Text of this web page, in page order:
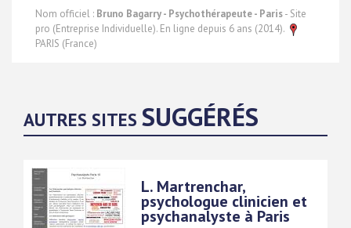
Nom officiel : Bruno Bagarry - Psychothérapeute - Paris- Site
pro (Entreprise Individuelle). En ligne depuis 6 ans (2014).
PARIS (France)
AUTRES SITES SUGGÉRÉS
L. Martrenchar,
psychologue clinicien et
psychanalyste à Paris